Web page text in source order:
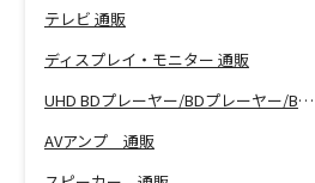
テレビ 通販
ディスプレイ・モニター 通販
UHD BDプレーヤー/BDプレーヤー/BDレコーダー 通販
AVアンプ 通販